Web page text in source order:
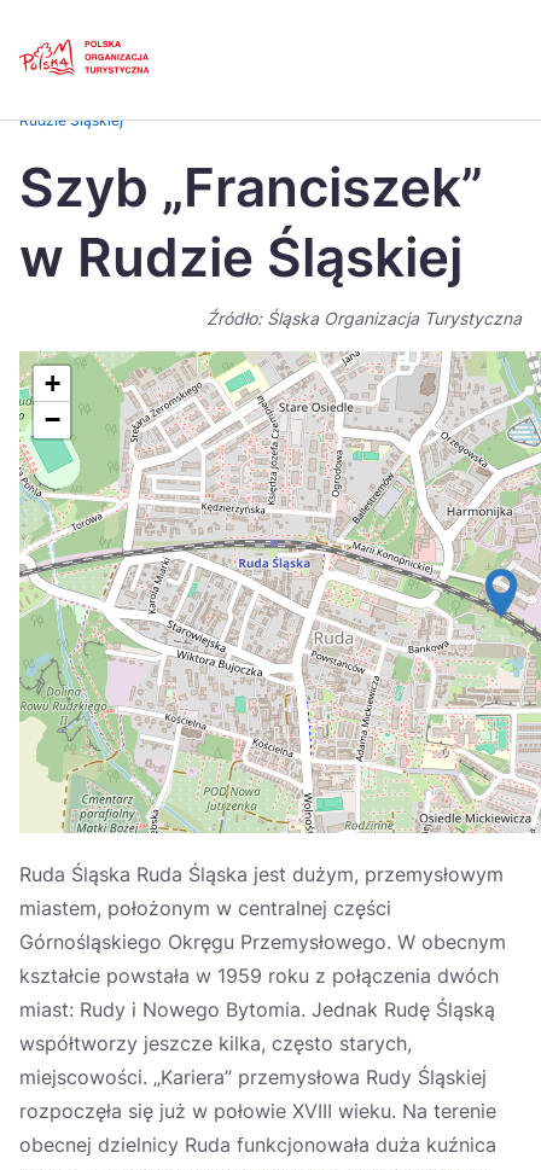
Česká
Dansk
Italiano
Nederlands 日本
Português
Suomi
Україна
Zamknij
Rudzie Śląskiej
Szyb „Franciszek”
w Rudzie Śląskiej
Źródło: Śląska Organizacja Turystyczna
+
−
Ruda Śląska Ruda Śląska jest dużym, przemysłowym
miastem, położonym w centralnej części
Górnośląskiego Okręgu Przemysłowego. W obecnym
kształcie powstała w 1959 roku z połączenia dwóch
miast: Rudy i Nowego Bytomia. Jednak Rudę Śląską
współtworzy jeszcze kilka, często starych,
miejscowości. „Kariera” przemysłowa Rudy Śląskiej
rozpoczęła się już w połowie XVIII wieku. Na terenie
obecnej dzielnicy Ruda funkcjonowała duża kuźnica